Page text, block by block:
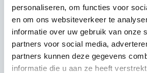
personaliseren, om functies voor
en om ons websiteverkeer te
informatie over uw gebruik van onze
partners voor social media,
partners kunnen deze gegevens
informatie die u aan ze heeft
Het Onland,Doetinchem
(12 reviews over onze DJ's)